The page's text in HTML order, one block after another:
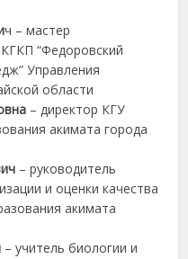
ч – мастер
“Федоровский
Управления
области
– директор КГУ
акимата города
– руководитель
и оценки качества
акимата
– учитель биологии и